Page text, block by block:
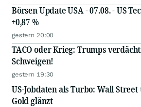
Börsen Update USA - 07.08. - US
+0,87 %
gestern 20:00
TACO oder Krieg: Trumps
Schweigen!
gestern 19:30
US-Jobdaten als Turbo: Wall
Gold glänzt